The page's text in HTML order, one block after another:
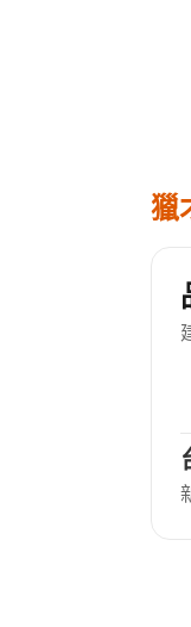
獵